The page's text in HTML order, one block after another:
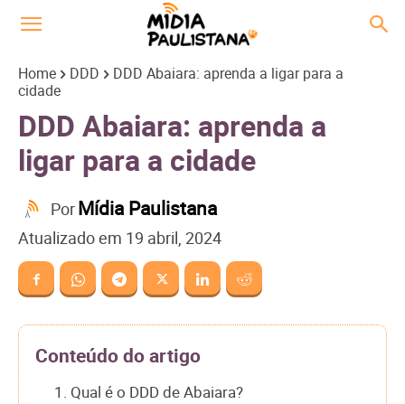
Home DDD
DDD Abaiara: aprenda a ligar para a
cidade
DDD Abaiara: aprenda a
ligar para a cidade
PorMídia Paulistana
Atualizado em 19 abril, 2024
Conteúdo do artigo
1. Qual é o DDD de Abaiara?